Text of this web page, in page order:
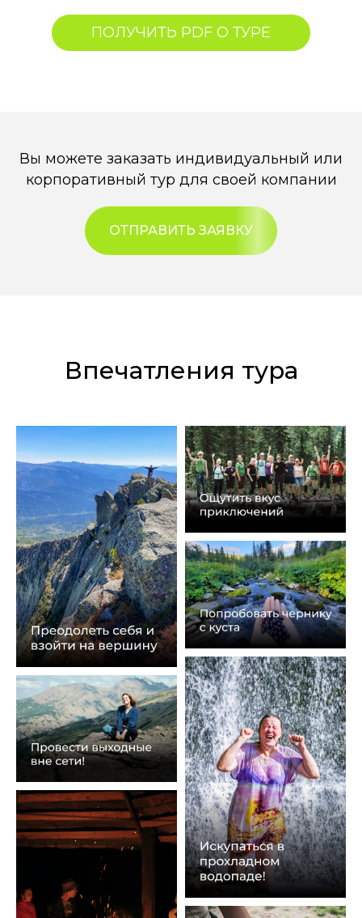
ПОЛУЧИТЬ PDF О ТУРЕ
Вы можете заказать индивидуальный или
корпоративный тур для своей компании
ОТПРАВИТЬ ЗАЯВКУ
Впечатления тура